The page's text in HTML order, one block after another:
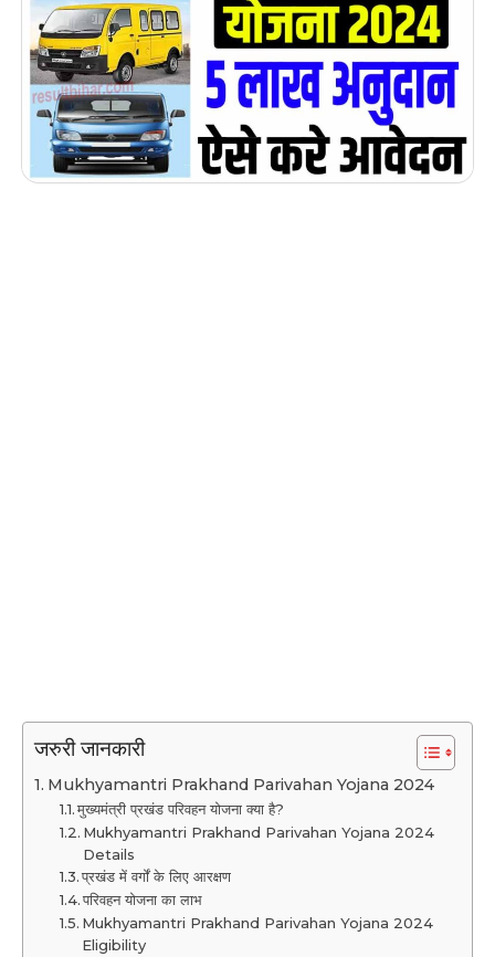
जरुरी जानकारी
Mukhyamantri Prakhand Parivahan Yojana 2024
मुख्यमंत्री प्रखंड परिवहन योजना क्या है?
Mukhyamantri Prakhand Parivahan Yojana 2024
Details
प्रखंड में वर्गों के लिए आरक्षण
परिवहन योजना का लाभ
Mukhyamantri Prakhand Parivahan Yojana 2024
Eligibility